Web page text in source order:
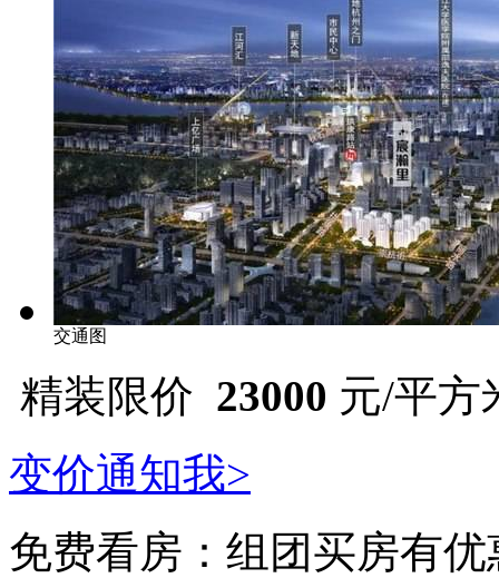
交通图
精装限价 23000 元/平方
变价通知我>
免费看房： 组团买房有